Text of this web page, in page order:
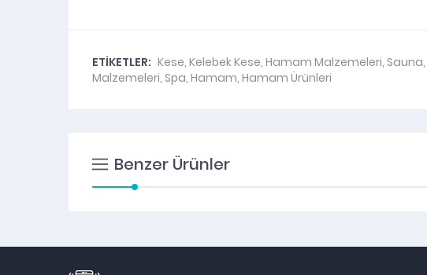
ETİKETLER: Kese, Kelebek Kese, Hamam Malzemeleri, Sauna,
Malzemeleri, Spa, Hamam, Hamam Ürünleri
Benzer Ürünler